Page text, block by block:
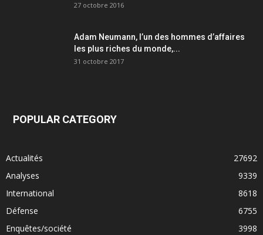
27 octobre 2016
Adam Neumann, l’un des hommes d’affaires
les plus riches du monde,...
31 octobre 2017
POPULAR CATEGORY
Actualités
27692
Analyses
9339
International
8618
Défense
6755
Enquêtes/société
3998